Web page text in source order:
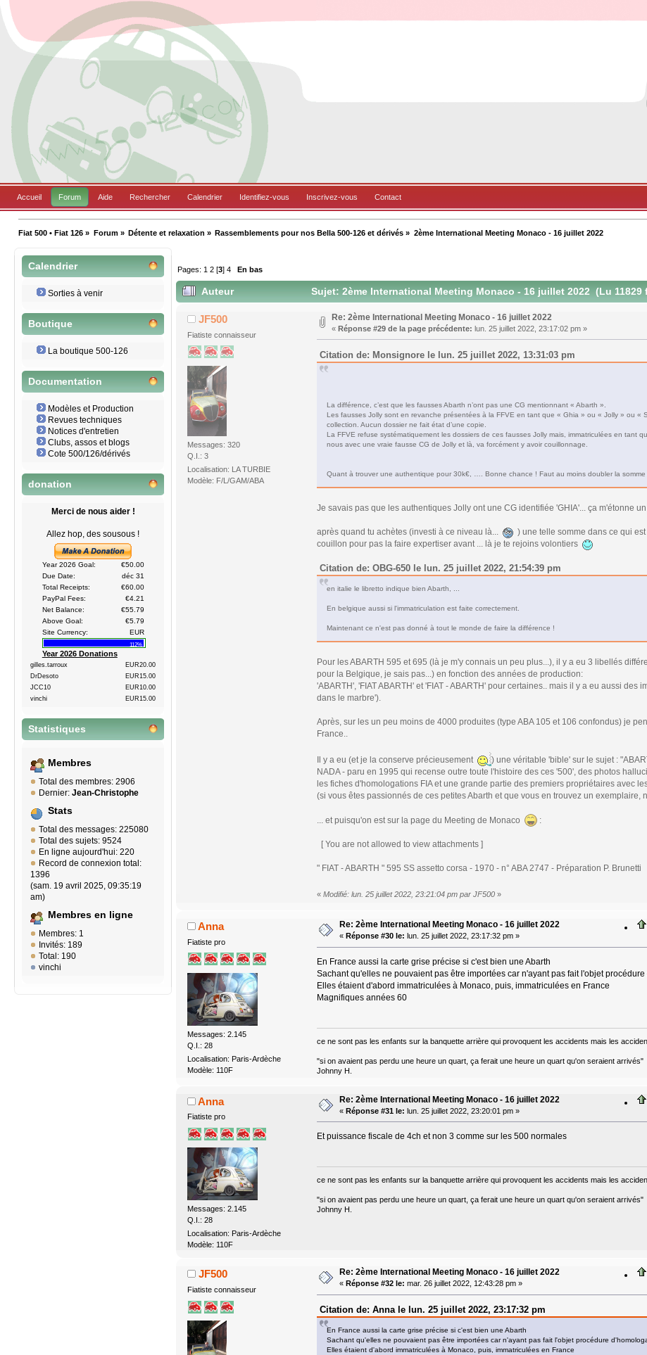
Accueil Forum Aide Rechercher Calendrier Identifiez-vous Inscrivez-vous Contact
Fiat 500 • Fiat 126 » Forum» Détente et relaxation » Rassemblements pour nos Bella 500-126 et dérivés » 2ème International Meeting Monaco - 16 juillet 2022
Calendrier
Sorties à venir
Boutique
La boutique 500-126
Documentation
Modèles et Production
Revues techniques
Notices d'entretien
Clubs, assos et blogs
Cote 500/126/dérivés
donation
Merci de nous aider !
Allez hop, des sousous !
Year 2026 Goal:
€50.00
Due Date:
déc 31
Total Receipts:
€60.00
PayPal Fees:
€4.21
Net Balance:
€55.79
Above Goal:
€5.79
Site Currency:
EUR
112%
Year 2026 Donations
gilles.tarroux
EUR20.00
DrDesoto
EUR15.00
JCC10
EUR10.00
vinchi
EUR15.00
Statistiques
Membres
Total des membres: 2906
Dernier: Jean-Christophe
Stats
Total des messages: 225080
Total des sujets: 9524
En ligne aujourd'hui: 220
Record de connexion total:
1396
(sam. 19 avril 2025, 09:35:19
am)
Membres en ligne
Membres: 1
Invités: 189
Total: 190
vinchi
Pages: 1 2 [3]4 En bas
Auteur Sujet: 2ème International Meeting Monaco - 16 juillet 2022 (Lu 11829
JF500
Fiatiste connaisseur
Messages: 320
Q.I.: 3
Localisation: LA TURBIE
Modèle: F/L/GAM/ABA
Re: 2ème International Meeting Monaco - 16 juillet 2022
« Réponse #29 de la page précédente: lun. 25 juillet 2022, 23:17:02 pm »
Citation de: Monsignore le lun. 25 juillet 2022, 13:31:03 pm
La différence, c’est que les fausses Abarth n’ont pas une CG mentionnant « Abarth ».
Les fausses Jolly sont en revanche présentées à la FFVE en tant que « Ghia » ou « Jolly » ou «
collection. Aucun dossier ne fait état d’une copie.
La FFVE refuse systématiquement les dossiers de ces fausses Jolly mais, immatriculées en tant
nous avec une vraie fausse CG de Jolly et là, va forcément y avoir couillonnage.
Quant à trouver une authentique pour 30k€, …. Bonne chance ! Faut au moins doubler la
Je savais pas que les authentiques Jolly ont une CG identifiée 'GHIA'... ça m'étonne
après quand tu achètes (investi à ce niveau là...
) une telle somme dans ce qui est
couillon pour pas la faire expertiser avant ... là je te rejoins volontiers
Citation de: OBG-650 le lun. 25 juillet 2022, 21:54:39 pm
en italie le libretto indique bien Abarth, ...
En belgique aussi si l'immatriculation est faite correctement.
Maintenant ce n'est pas donné à tout le monde de faire la différence !
Pour les ABARTH 595 et 695 (là je m'y connais un peu plus...), il y a eu 3 libellés
pour la Belgique, je sais pas...) en fonction des années de production:
'ABARTH', 'FIAT ABARTH' et 'FIAT - ABARTH' pour certaines.. mais il y a eu aussi
dans le marbre').
Après, sur les un peu moins de 4000 produites (type ABA 105 et 106 confondus) je
France..
Il y a eu (et je la conserve précieusement
) une véritable 'bible' sur le sujet :
NADA - paru en 1995 qui recense outre toute l'histoire des ces '500', des photos
les fiches d'homologations FIA et une grande partie des premiers propriétaires avec
(si vous êtes passionnés de ces petites Abarth et que vous en trouvez un exemplaire,
... et puisqu'on est sur la page du Meeting de Monaco :
[ You are not allowed to view attachments ]
" FIAT - ABARTH " 595 SS assetto corsa - 1970 - n° ABA 2747 - Préparation P. Brunetti
« Modifié: lun. 25 juillet 2022, 23:21:04 pm par JF500»
Anna
Fiatiste pro
Messages: 2.145
Q.I.: 28
Localisation: Paris-Ardèche
Modèle: 110F
Re: 2ème International Meeting Monaco - 16 juillet 2022
« Réponse #30 le: lun. 25 juillet 2022, 23:17:32 pm »
En France aussi la carte grise précise si c'est bien une Abarth
Sachant qu'elles ne pouvaient pas être importées car n'ayant pas fait l'objet
Elles étaient d'abord immatriculées à Monaco, puis, immatriculées en France
Magnifiques années 60
ce ne sont pas les enfants sur la banquette arrière qui provoquent les accidents mais les
"si on avaient pas perdu une heure un quart, ça ferait une heure un quart qu'on seraient arrivés"
Johnny H.
Anna
Fiatiste pro
Messages: 2.145
Q.I.: 28
Localisation: Paris-Ardèche
Modèle: 110F
Re: 2ème International Meeting Monaco - 16 juillet 2022
« Réponse #31 le: lun. 25 juillet 2022, 23:20:01 pm »
Et puissance fiscale de 4ch et non 3 comme sur les 500 normales
ce ne sont pas les enfants sur la banquette arrière qui provoquent les accidents mais les
"si on avaient pas perdu une heure un quart, ça ferait une heure un quart qu'on seraient arrivés"
Johnny H.
JF500
Fiatiste connaisseur
Re: 2ème International Meeting Monaco - 16 juillet 2022
« Réponse #32 le: mar. 26 juillet 2022, 12:43:28 pm »
Citation de: Anna le lun. 25 juillet 2022, 23:17:32 pm
En France aussi la carte grise précise si c'est bien une Abarth
Sachant qu'elles ne pouvaient pas être importées car n'ayant pas fait l'objet procédure
Elles étaient d'abord immatriculées à Monaco, puis, immatriculées en France